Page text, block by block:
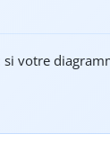
si votre